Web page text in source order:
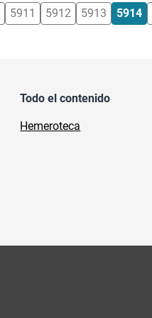
5911 5912 5913 5914
Todo el contenido
Hemeroteca